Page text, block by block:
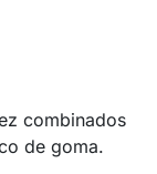
combinados
de goma.